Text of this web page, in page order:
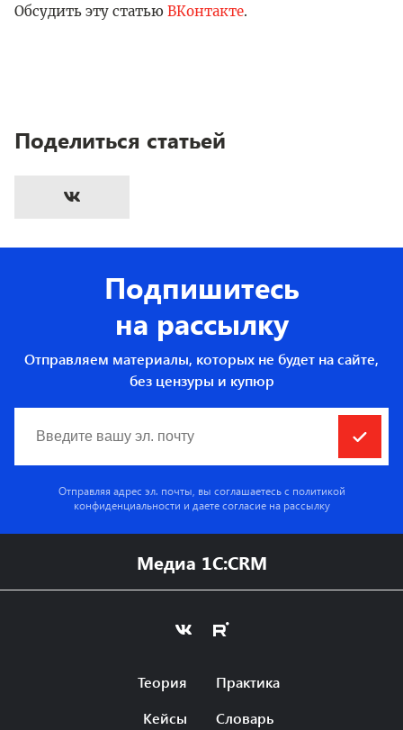
Обсудить эту статью ВКонтакте.
Поделиться статьей
Подпишитесь
на рассылку
Отправляем материалы, которых не будет на сайте,
без цензуры и купюр
Отправляя адрес эл. почты, вы соглашаетесь с политикой
конфиденциальности и даете согласие на рассылку
Медиа 1C:CRM
Теория
Практика
Кейсы
Словарь